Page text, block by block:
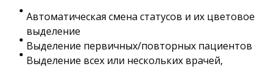
Автоматическая смена статусов и их цветовое
выделение
Выделение первичных/повторных пациентов
Выделение всех или нескольких врачей,